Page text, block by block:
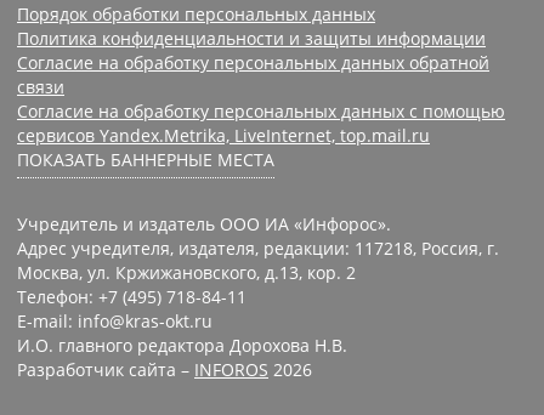
Порядок обработки персональных данных
Политика конфиденциальности и защиты информации
Согласие на обработку персональных данных обратной
связи
Согласие на обработку персональных данных с помощью
сервисов Yandex.Metrika, LiveInternet, top.mail.ru
ПОКАЗАТЬ БАННЕРНЫЕ МЕСТА
Учредитель и издатель ООО ИА «Инфорос».
Адрес учредителя, издателя, редакции: 117218, Россия, г.
Москва, ул. Кржижановского, д.13, кор. 2
Телефон: +7 (495) 718-84-11
E-mail: info@kras-okt.ru
И.О. главного редактора Дорохова Н.В.
Разработчик сайта – INFOROS 2026